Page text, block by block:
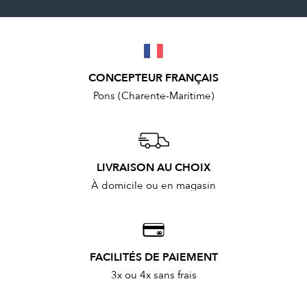
CONCEPTEUR FRANÇAIS
Pons (Charente-Maritime)
LIVRAISON AU CHOIX
À domicile ou en magasin
FACILITÉS DE PAIEMENT
3x ou 4x sans frais